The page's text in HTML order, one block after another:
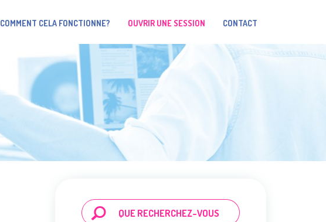
COMMENT CELA FONCTIONNE? OUVRIR UNE SESSION CONTACT